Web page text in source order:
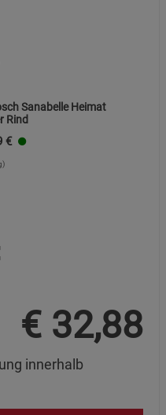
Sanabelle Heimat
Rind
€
€ 32,88
innerhalb